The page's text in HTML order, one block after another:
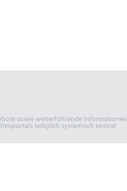
sowie weiterführende Informationen
lediglich systemisch zentral